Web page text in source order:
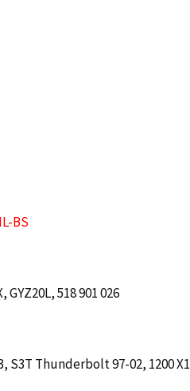
BS
GYZ20L, 518 901 026
S3T Thunderbolt 97-02, 1200 X1